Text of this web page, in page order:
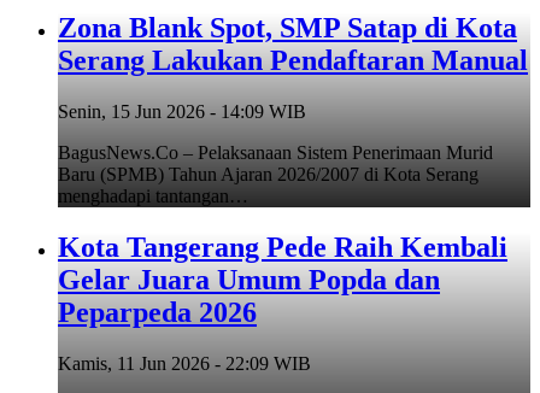
Zona Blank Spot, SMP Satap di Kota
Serang Lakukan Pendaftaran Manual
Senin, 15 Jun 2026 - 14:09 WIB
BagusNews.Co – Pelaksanaan Sistem Penerimaan Murid
Baru (SPMB) Tahun Ajaran 2026/2007 di Kota Serang
menghadapi tantangan…
Kota Tangerang Pede Raih Kembali
Gelar Juara Umum Popda dan
Peparpeda 2026
Kamis, 11 Jun 2026 - 22:09 WIB